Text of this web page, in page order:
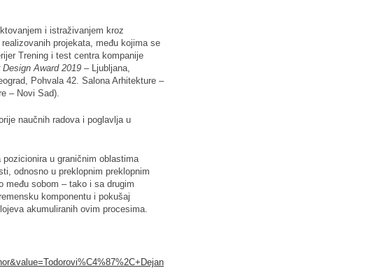
i istraživanjem kroz
projekata, među kojima se
Trening i test centra kompanije
Award 2019 – Ljubljana,
Pohvala 42. Salona Arhitekture –
– Novi Sad).
naučnih radova i poglavlja u
u graničnim oblastima
odnosno u preklopnim preklopnim
među sobom – tako i sa drugim
komponentu i pokušaj
akumuliranih ovim procesima.